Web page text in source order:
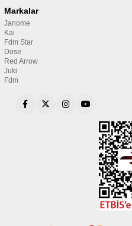
Markalar
Janome
Kai
Fdm Star
Dose
Red Arrow
Juki
Fdm